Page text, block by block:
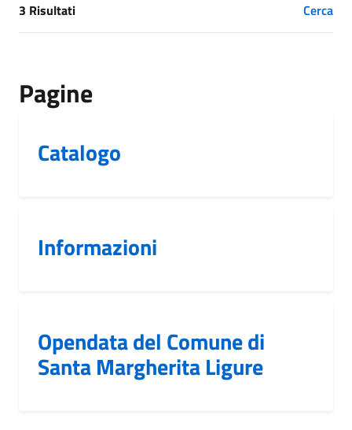
[results] Risultati
3 Risultati Cerca
Pagine
Catalogo
Informazioni
Opendata del Comune di
Santa Margherita Ligure